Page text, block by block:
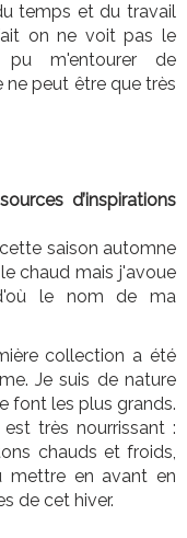
temps et du travail
on ne voit pas le
m'entourer de
ne peut être que très
d’inspirations
saison automne
chaud mais j'avoue
le nom de ma
collection a été
Je suis de nature
font les plus grands.
très nourrissant :
chauds et froids,
mettre en avant en
de cet hiver.